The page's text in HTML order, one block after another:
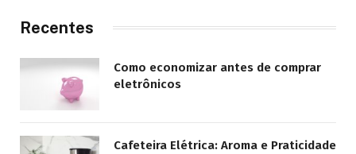
Recentes
Como economizar antes de comprar
eletrônicos
Cafeteira Elétrica: Aroma e Praticidade